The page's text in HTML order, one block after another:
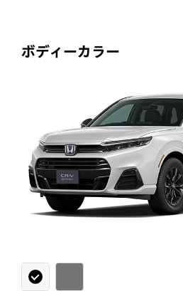
ボディーカラー